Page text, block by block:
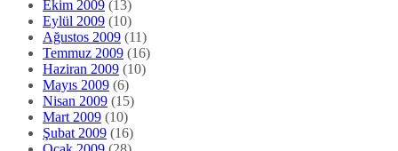
Ocak 2009 (28)
Aralık 2008(33)
Kasım 2008(28)
Ekim 2008(75)
Eylül 2008(40)
Ağustos 2008 (20)
Temmuz 2008(23)
Haziran 2008 (23)
Mayıs 2008(21)